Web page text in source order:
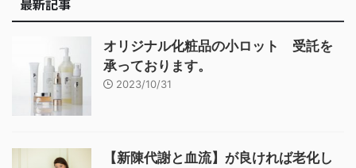
オリジナル化粧品の小ロット 受託を
承っております。
2023/10/31
【新陳代謝と血流】が良ければ老化し